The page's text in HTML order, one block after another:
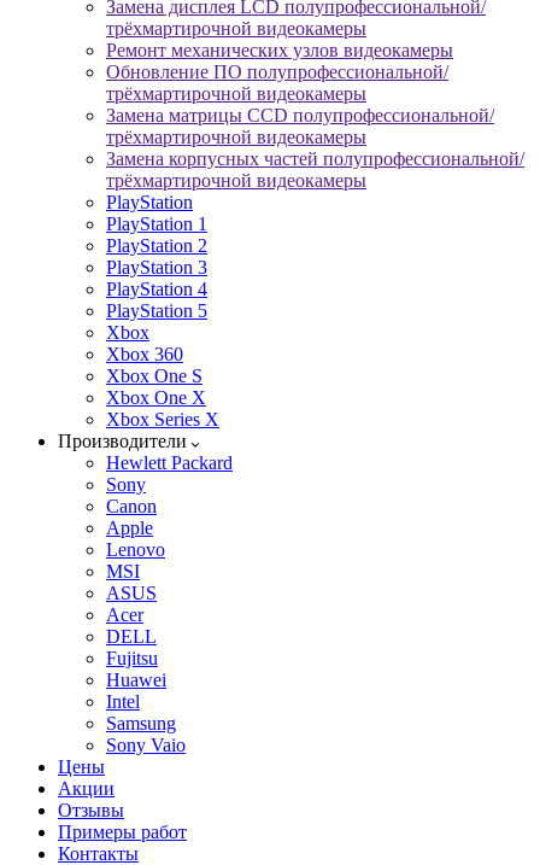
Замена дисплея LCD полупрофессиональной/
трёхмартирочной видеокамеры
Ремонт механических узлов видеокамеры
Обновление ПО полупрофессиональной/
трёхмартирочной видеокамеры
Замена матрицы CCD полупрофессиональной/
трёхмартирочной видеокамеры
Замена корпусных частей полупрофессиональной/
трёхмартирочной видеокамеры
PlayStation
PlayStation 1
PlayStation 2
PlayStation 3
PlayStation 4
PlayStation 5
Xbox
Xbox 360
Xbox One S
Xbox One X
Xbox Series X
Производители
Hewlett Packard
Sony
Canon
Apple
Lenovo
MSI
ASUS
Acer
DELL
Fujitsu
Huawei
Intel
Samsung
Sony Vaio
Цены
Акции
Отзывы
Примеры работ
Контакты